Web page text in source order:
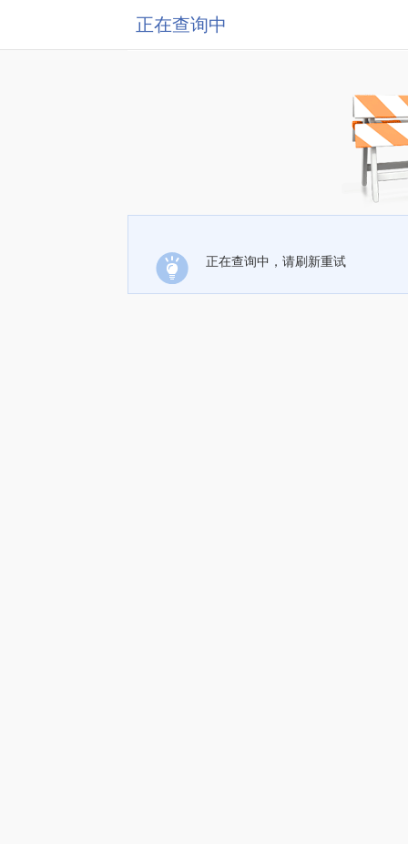
正在查询中
正在查询中，请刷新重试